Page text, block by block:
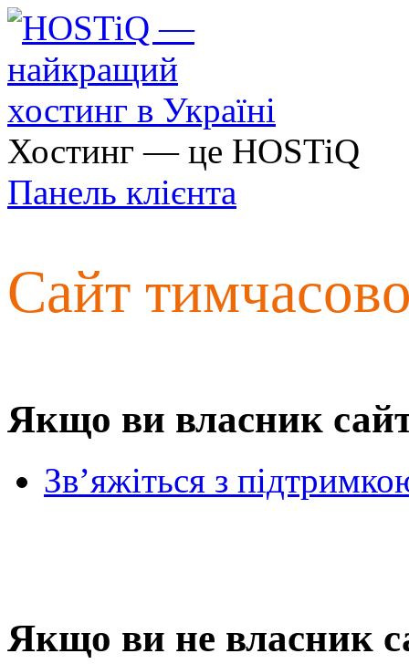
Хостинг — це HOSTiQ
Панель клієнта
Сайт
Якщо ви власник
Зв’яжіться з
Якщо ви не власник